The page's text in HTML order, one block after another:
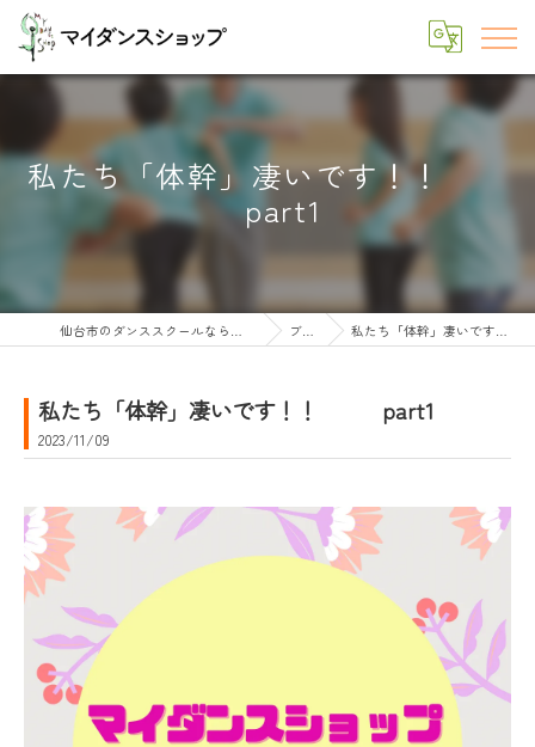
私たち「体幹」凄いです！！
part1
仙台市のダンススクールならマイダンスショップ ブログ 私たち「体幹」凄いです！！ part1
私たち「体幹」凄いです！！ part1
2023/11/09